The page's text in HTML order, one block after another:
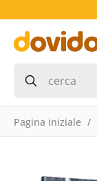
Pagina iniziale